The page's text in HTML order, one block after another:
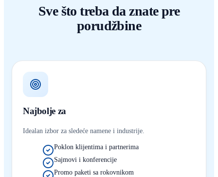
Sve što treba da znate pre
porudžbine
Najbolje za
Idealan izbor za sledeće namene i industrije.
Poklon klijentima i partnerima
Sajmovi i konferencije
Promo paketi sa rokovnikom